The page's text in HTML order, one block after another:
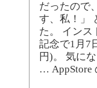
だったので
す、私！」
た。 インス
記念で1月7
円)。 気に
… AppStore